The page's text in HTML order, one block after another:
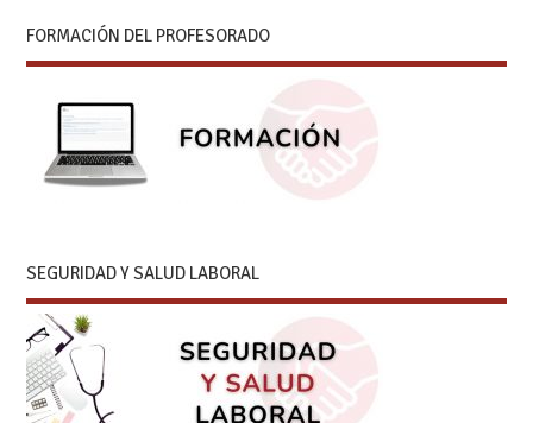
FORMACIÓN DEL PROFESORADO
SEGURIDAD Y SALUD LABORAL